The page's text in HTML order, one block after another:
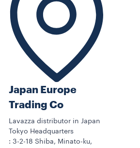
Japan Europe
Trading Co
Lavazza distributor in Japan
Tokyo Headquarters
: 3-2-18 Shiba, Minato-ku,